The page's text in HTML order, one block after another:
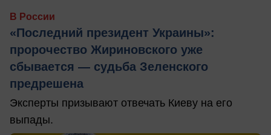
В России
«Последний президент Украины»:
пророчество Жириновского уже
сбывается — судьба Зеленского
предрешена
Эксперты призывают отвечать Киеву на его
выпады.